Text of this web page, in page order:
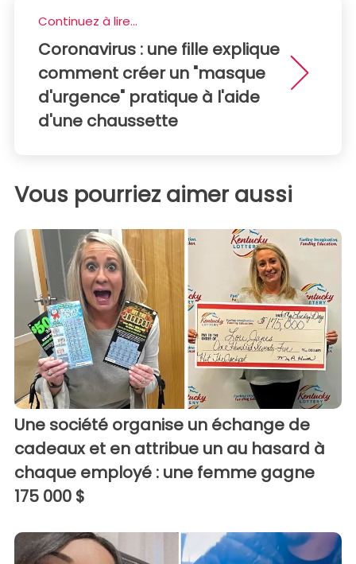
Continuez à lire...
Coronavirus : une fille explique
comment créer un "masque
d'urgence" pratique à l'aide
d'une chaussette
Vous pourriez aimer aussi
Une société organise un échange de
cadeaux et en attribue un au hasard à
chaque employé : une femme gagne
175 000 $